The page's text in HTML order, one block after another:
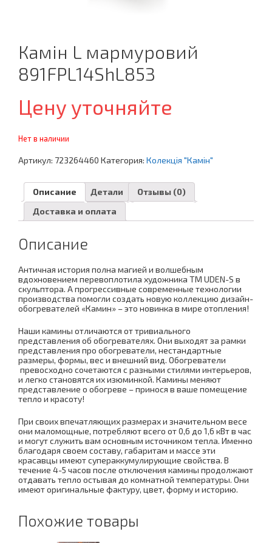
Камін L мармуровий
891FPL14ShL853
Цену уточняйте
Нет в наличии
Артикул: 723264460 Категория: Колекція "Камін"
Описание Детали
Отзывы (0)
Доставка и оплата
Описание
Античная история полна магией и волшебным
вдохновением перевоплотила художника TM UDEN-S в
скульптора. А прогрессивные современные технологии
производства помогли создать новую коллекцию дизайн-
обогревателей «Камин» – это новинка в мире отопления!
Наши камины отличаются от тривиального
представления об обогревателях. Они выходят за рамки
представления про обогреватели, нестандартные
размеры, формы, вес и внешний вид. Обогреватели
превосходно сочетаются с разными стилями интерьеров,
и легко становятся их изюминкой. Камины меняют
представление о обогреве – принося в ваше помещение
тепло и красоту!
При своих впечатляющих размерах и значительном весе
они маломощные, потребляют всего от 0,6 до 1,6 кВт в час
и могут служить вам основным источником тепла. Именно
благодаря своем составу, габаритам и массе эти
красавцы имеют супераккумулирующие свойства. В
течение 4-5 часов после отключения камины продолжают
отдавать тепло остывая до комнатной температуры. Они
имеют оригинальные фактуру, цвет, форму и историю.
Похожие товары